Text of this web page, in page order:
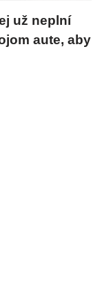
už neplní
aute, aby